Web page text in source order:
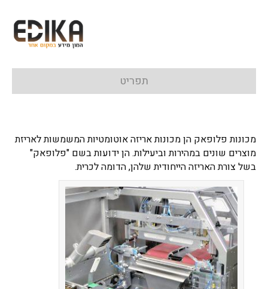
תפריט
מכונות פלופאק הן מכונות אריזה אוטומטיות המשמשות לאריזת
מוצרים שונים במהירות וביעילות. הן ידועות בשם "פלופאק"
בשל צורת האריזה הייחודית שלהן, הדומה לכרית.